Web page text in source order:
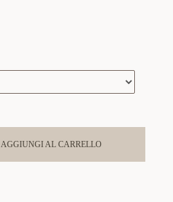
AGGIUNGI AL CARRELLO